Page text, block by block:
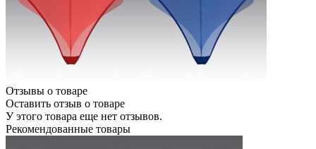
Отзывы о товаре
Оставить отзыв о товаре
У этого товара еще нет отзывов.
Рекомендованные товары